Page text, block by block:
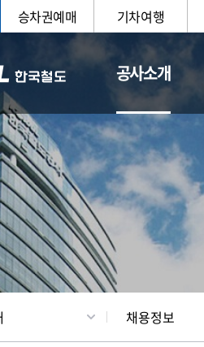
승차권예매 기차여행
공사소개
일반현황
채용정보